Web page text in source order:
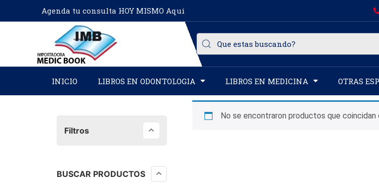
Agenda tu consulta HOY MISMO Aqui
INICIO LIBROS EN ODONTOLOGIA LIBROS EN MEDICINA OTRAS
Filtros
BUSCAR PRODUCTOS
No se encontraron productos que coincidan